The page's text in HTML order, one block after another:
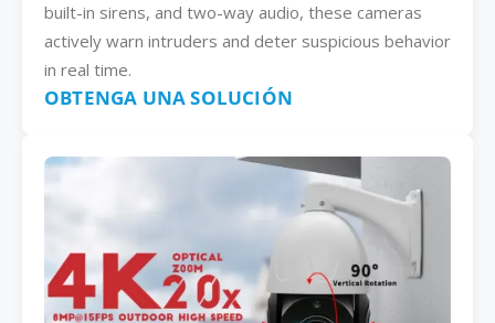
built-in sirens, and two-way audio, these cameras
actively warn intruders and deter suspicious behavior
in real time.
OBTENGA UNA SOLUCIÓN